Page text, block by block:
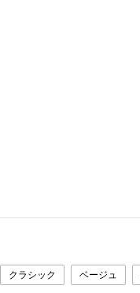
クラシック ベージュ